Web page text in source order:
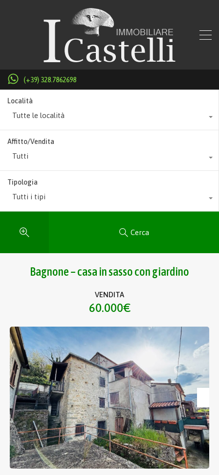
(+39) 328.7862698
Località
Tutte le località
Affitto/Vendita
Tutti
Tipologia
Tutti i tipi
Cerca
Bagnone – casa in sasso con giardino
VENDITA
60.000€